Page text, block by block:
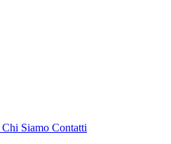
Chi Siamo Contatti